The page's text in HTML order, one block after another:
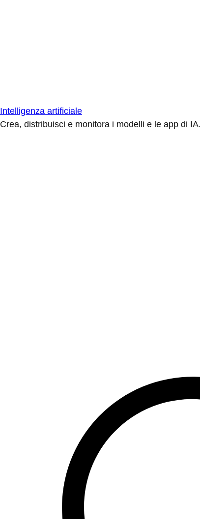
Intelligenza artificiale
Crea, distribuisci e monitora i modelli e le app di IA.